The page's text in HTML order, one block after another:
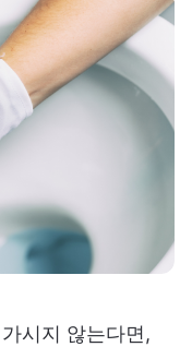
시지 않는다면,